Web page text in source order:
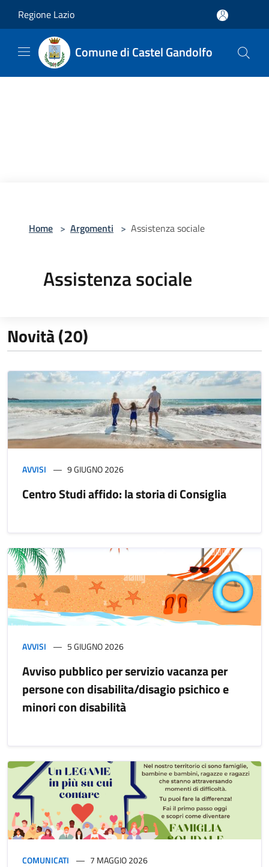
Regione Lazio
Comune di Castel Gandolfo
Home > Argomenti > Assistenza sociale
Assistenza sociale
Novità (20)
AVVISI 9 GIUGNO 2026
Centro Studi affido: la storia di Consiglia
AVVISI 5 GIUGNO 2026
Avviso pubblico per servizio vacanza per
persone con disabilita/disagio psichico e
minori con disabilità
COMUNICATI 7 MAGGIO 2026